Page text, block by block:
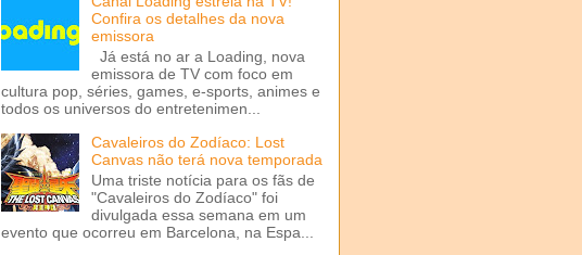
Confira os detalhes da nova
emissora
Já está no ar a Loading, nova
emissora de TV com foco em
cultura pop, séries, games, e-sports, animes e
todos os universos do entretenimen...
Cavaleiros do Zodíaco: Lost
Canvas não terá nova temporada
Uma triste notícia para os fãs de
"Cavaleiros do Zodíaco" foi
divulgada essa semana em um
evento que ocorreu em Barcelona, na Espa...